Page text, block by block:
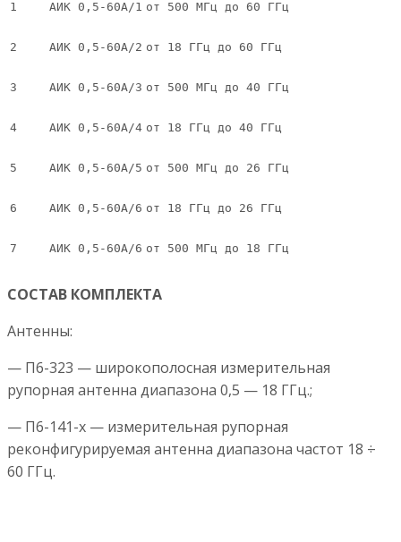
1 АИК 0,5-60А/1 от 500 МГц до 60 ГГц
2 АИК 0,5-60А/2 от 18 ГГц до 60 ГГц
3 АИК 0,5-60А/3 от 500 МГц до 40 ГГц
4 АИК 0,5-60А/4 от 18 ГГц до 40 ГГц
5 АИК 0,5-60А/5 от 500 МГц до 26 ГГц
6 АИК 0,5-60А/6 от 18 ГГц до 26 ГГц
7 АИК 0,5-60А/6 от 500 МГц до 18 ГГц
СОСТАВ КОМПЛЕКТА
Антенны:
— П6-323 — широкополосная измерительная
рупорная антенна диапазона 0,5 — 18 ГГц.;
— П6-141-х — измерительная рупорная
реконфигурируемая антенна диапазона частот 18 ÷
60 ГГц.